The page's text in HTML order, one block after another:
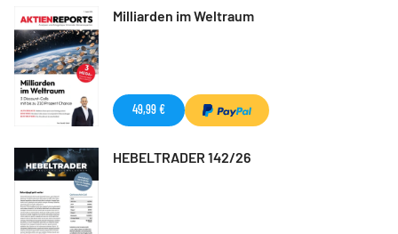
Milliarden im Weltraum
49,99 €
HEBELTRADER 142/26